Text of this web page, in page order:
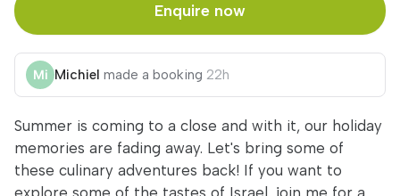
Enquire now
Michiel made a booking 22h
Summer is coming to a close and with it, our holiday
memories are fading away. Let's bring some of
these culinary adventures back! If you want to
explore some of the tastes of Israel, join me for a